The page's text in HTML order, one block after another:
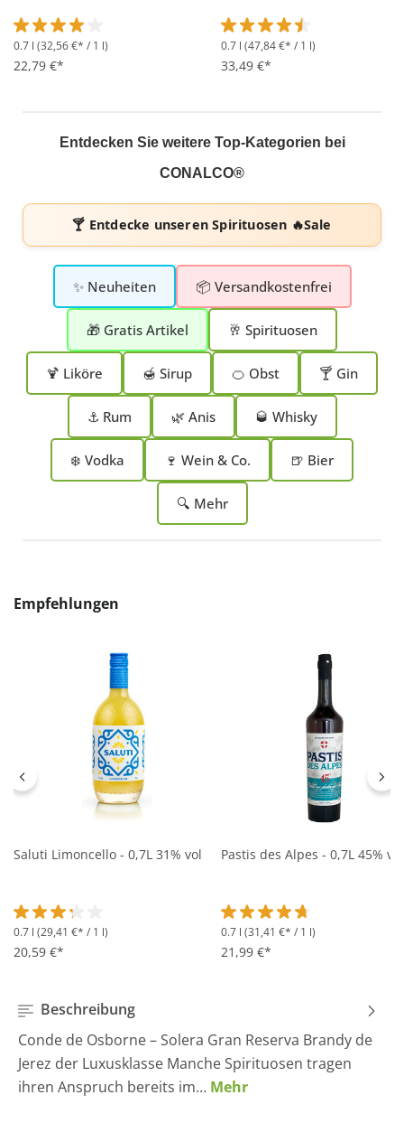
Durchschnittliche Bewertung von 4 von 5 Sternen
0.7 l (32,56 €* / 1 l)
22,79 €*
Durchschnittliche
0.7 l (47,84 €* / 1 l)
33,49 €*
Entdecken Sie weitere Top-Kategorien bei
CONALCO®
🍸 Entdecke unserenSpirituosen 🔥Sale
✨ Neuheiten 📦 Versandkostenfrei
🎁 Gratis Artikel 🥂 Spirituosen
🍹 Liköre 🍯 Sirup 🍊 Obst 🍸 Gin
⚓ Rum 🌿 Anis 🥃 Whisky
❄️ Vodka 🍷 Wein & Co. 🍺 Bier
🔍 Mehr
Produktgalerie überspringen
Empfehlungen
Saluti Limoncello - 0,7L 31% vol
Durchschnittliche Bewertung von 3.2 von 5 Sternen
0.7 l (29,41 €* / 1 l)
20,59 €*
Pastis des Alpes - 0,7L 45% vol
Durchschnittliche
0.7 l (31,41 €* / 1 l)
21,99 €*
Beschreibung
Conde de Osborne – Solera Gran Reserva Brandy de
Jerez der Luxusklasse Manche Spirituosen tragen
ihren Anspruch bereits im… Mehr